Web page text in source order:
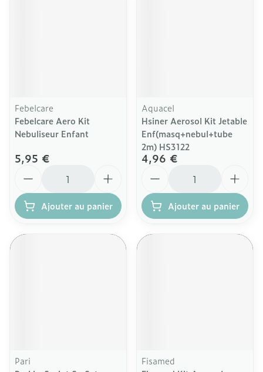
Febelcare
Febelcare Aero Kit
Nebuliseur Enfant
5,95 €
Ajouter au panier
Aquacel
Hsiner Aerosol Kit Jetable
Enf(masq+nebul+tube
2m) HS3122
4,96 €
Ajouter au panier
Pari
Fisamed